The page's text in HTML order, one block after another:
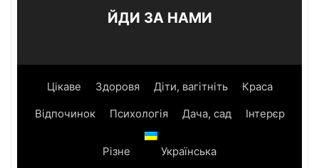
ЙДИ ЗА НАМИ
Цікаве Здоровя Діти, вагітніть
Краса
Відпочинок
Психологія Дача, сад Інтерєр
Різне Українська